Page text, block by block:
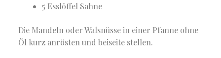
5 Esslöffel Sahne
Die Mandeln oder Walsnüsse in einer Pfanne ohne
Öl kurz anrösten und beiseite stellen.